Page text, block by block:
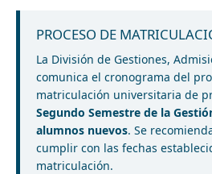
PROCESO DE
La División de Gestiones,
comunica el cronograma del
matriculación universitaria de
Segundo Semestre de la
alumnos nuevos. Se
cumplir con las fechas
matriculación.